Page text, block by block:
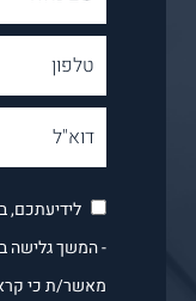
- המשך גלישה
מאשר/ת כי